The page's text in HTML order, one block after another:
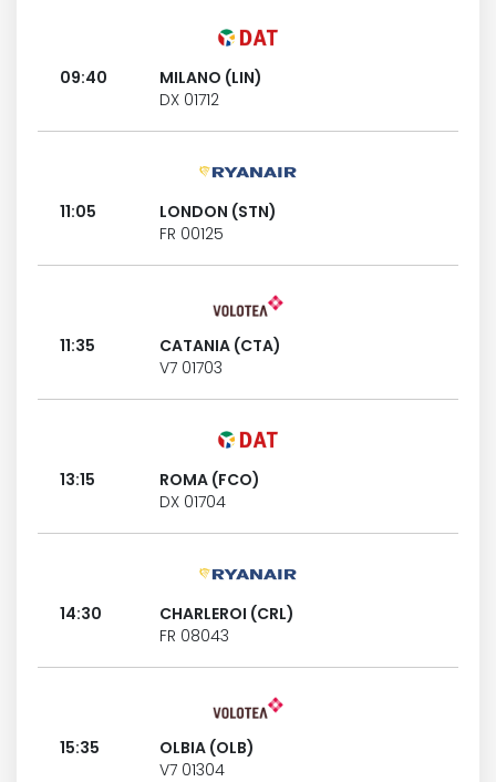
09:40
MILANO (LIN)
DX 01712
11:05
LONDON (STN)
FR 00125
11:35
CATANIA (CTA)
V7 01703
13:15
ROMA (FCO)
DX 01704
14:30
CHARLEROI (CRL)
FR 08043
15:35
OLBIA (OLB)
V7 01304